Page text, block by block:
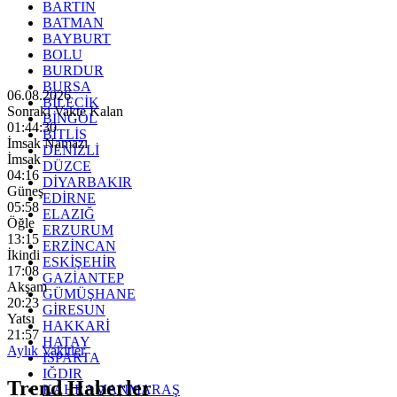
BARTIN
BATMAN
BAYBURT
BOLU
BURDUR
BURSA
BİLECİK
BİNGÖL
BİTLİS
DENİZLİ
DÜZCE
DİYARBAKIR
EDİRNE
ELAZIĞ
ERZURUM
ERZİNCAN
ESKİŞEHİR
GAZİANTEP
GÜMÜŞHANE
GİRESUN
HAKKARİ
HATAY
ISPARTA
IĞDIR
KAHRAMANMARAŞ
06.08.2026
Sonraki Vakte Kalan
01:44:29
İmsak Namazı
İmsak
04:16
Güneş
05:58
Öğle
13:15
İkindi
17:08
Akşam
20:23
Yatsı
21:57
Aylık Vakitler
Trend Haberler